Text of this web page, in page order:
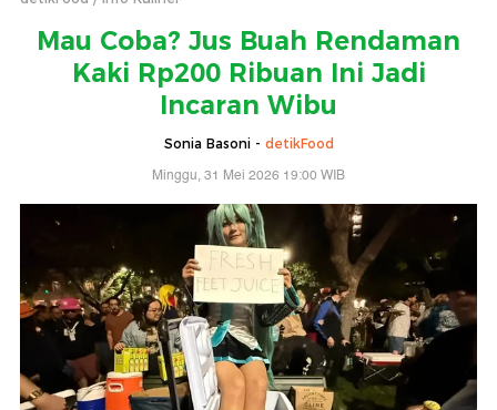
Mau Coba? Jus Buah Rendaman
Kaki Rp200 Ribuan Ini Jadi
Incaran Wibu
Sonia Basoni - detikFood
Minggu, 31 Mei 2026 19:00 WIB